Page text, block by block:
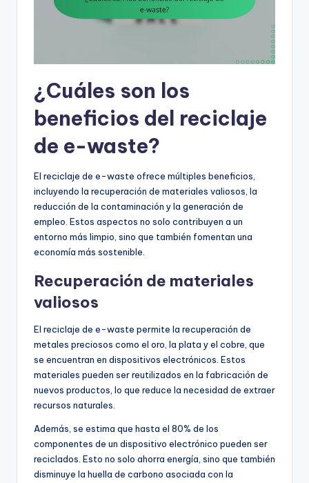
¿Cuáles son los
beneficios del reciclaje
de e-waste?
El reciclaje de e-waste ofrece múltiples beneficios,
incluyendo la recuperación de materiales valiosos, la
reducción de la contaminación y la generación de
empleo. Estos aspectos no solo contribuyen a un
entorno más limpio, sino que también fomentan una
economía más sostenible.
Recuperación de materiales
valiosos
El reciclaje de e-waste permite la recuperación de
metales preciosos como el oro, la plata y el cobre, que
se encuentran en dispositivos electrónicos. Estos
materiales pueden ser reutilizados en la fabricación de
nuevos productos, lo que reduce la necesidad de extraer
recursos naturales.
Además, se estima que hasta el 80% de los
componentes de un dispositivo electrónico pueden ser
reciclados. Esto no solo ahorra energía, sino que también
disminuye la huella de carbono asociada con la